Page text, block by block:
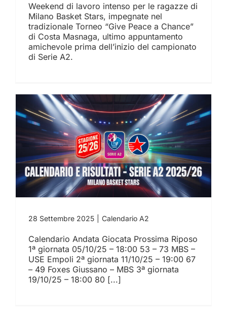
Weekend di lavoro intenso per le ragazze di
Milano Basket Stars, impegnate nel
tradizionale Torneo “Give Peace a Chance”
di Costa Masnaga, ultimo appuntamento
amichevole prima dell’inizio del campionato
di Serie A2.
Calendario e Risultati –
Milano Basket Stars
Serie A2 2025/26
28 Settembre 2025 Calendario A2
Calendario Andata Giocata Prossima Riposo
1ª giornata 05/10/25 – 18:00 53 – 73 MBS –
USE Empoli 2ª giornata 11/10/25 – 19:00 67
– 49 Foxes Giussano – MBS 3ª giornata
19/10/25 – 18:00 80 [...]